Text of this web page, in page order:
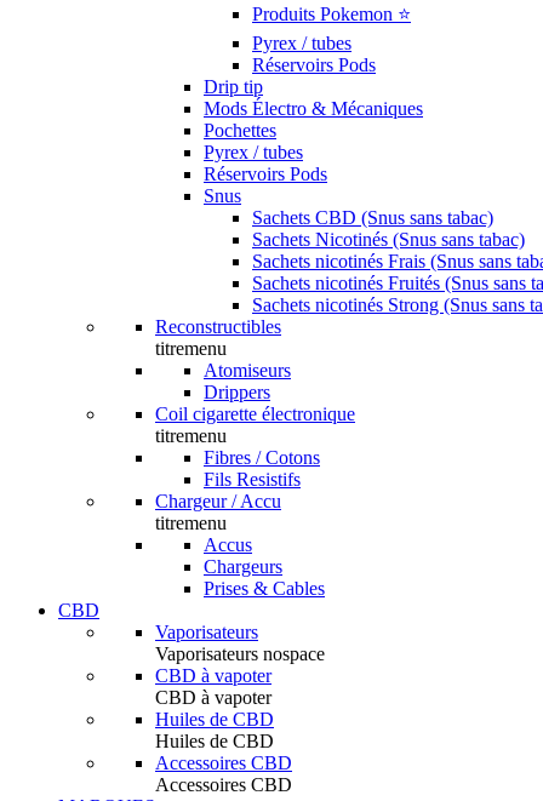
Produits Pokemon ⭐️
Pyrex / tubes
Réservoirs Pods
Drip tip
Mods Électro & Mécaniques
Pochettes
Pyrex / tubes
Réservoirs Pods
Snus
Sachets CBD (Snus sans tabac)
Sachets Nicotinés (Snus sans tabac)
Sachets nicotinés Frais (Snus sans
Sachets nicotinés Fruités (Snus sans
Sachets nicotinés Strong (Snus sans
Reconstructibles
titremenu
Atomiseurs
Drippers
Coil cigarette électronique
titremenu
Fibres / Cotons
Fils Resistifs
Chargeur / Accu
titremenu
Accus
Chargeurs
Prises & Cables
CBD
Vaporisateurs
Vaporisateurs nospace
CBD à vapoter
CBD à vapoter
Huiles de CBD
Huiles de CBD
Accessoires CBD
Accessoires CBD